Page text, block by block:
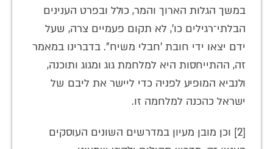
במשך הגלות הארוך והמר, כולל ובפרט הענינים
הבלתי־רגילים כו', לא תקום פעמיים צרה, שעל
ידם יצאו ידי חובת 'חבלי משיח". בדברינו במאמר
זה, ההתייחסות היא למלחמת גוג ומגוג ותוכנה,
ולנביא המופיע לפניה כדי ליישר את ליבם של
ישראל כהכנה למלחמה זו.
[2] וכן מובן מעיון במדרשים השונים העוסקים